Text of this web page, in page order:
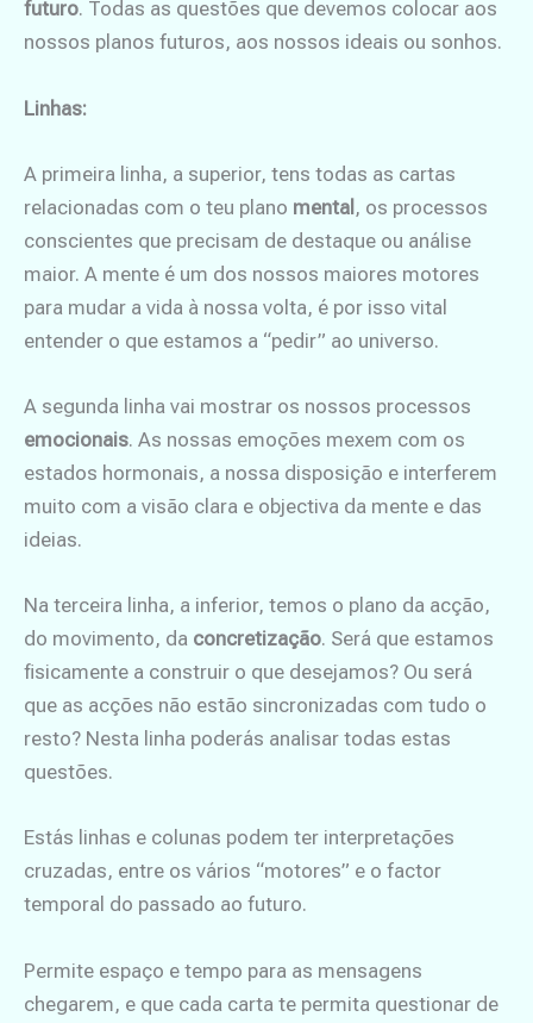
futuro. Todas as questões que devemos colocar aos
nossos planos futuros, aos nossos ideais ou sonhos.
Linhas:
A primeira linha, a superior, tens todas as cartas
relacionadas com o teu plano mental, os processos
conscientes que precisam de destaque ou análise
maior. A mente é um dos nossos maiores motores
para mudar a vida à nossa volta, é por isso vital
entender o que estamos a “pedir” ao universo.
A segunda linha vai mostrar os nossos processos
emocionais. As nossas emoções mexem com os
estados hormonais, a nossa disposição e interferem
muito com a visão clara e objectiva da mente e das
ideias.
Na terceira linha, a inferior, temos o plano da acção,
do movimento, da concretização. Será que estamos
fisicamente a construir o que desejamos? Ou será
que as acções não estão sincronizadas com tudo o
resto? Nesta linha poderás analisar todas estas
questões.
Estás linhas e colunas podem ter interpretações
cruzadas, entre os vários “motores” e o factor
temporal do passado ao futuro.
Permite espaço e tempo para as mensagens
chegarem, e que cada carta te permita questionar de